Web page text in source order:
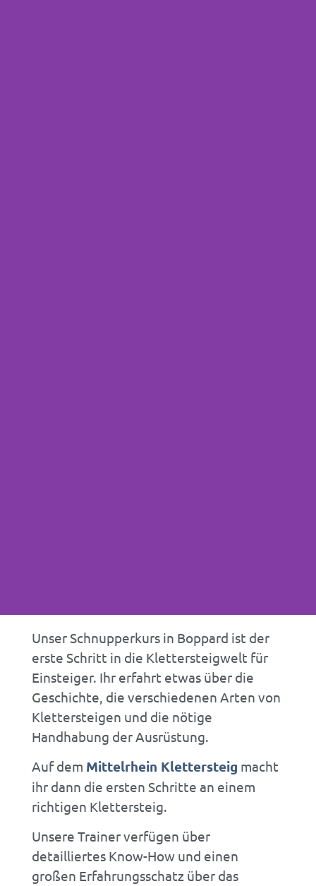
SCHNUPPER
KURS
Klettersteigkurs
für Einsteiger
Unser Schnupperkurs in Boppard ist der
erste Schritt in die Klettersteigwelt für
Einsteiger. Ihr erfahrt etwas über die
Geschichte, die verschiedenen Arten von
Klettersteigen und die nötige
Handhabung der Ausrüstung.
Auf dem Mittelrhein Klettersteig macht
ihr dann die ersten Schritte an einem
richtigen Klettersteig.
Unsere Trainer verfügen über
detailliertes Know-How und einen
großen Erfahrungsschatz über das